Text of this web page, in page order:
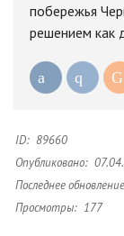
побережья
решением как
ID: 89660
Опубликовано:
Последнее
Просмотры: 177